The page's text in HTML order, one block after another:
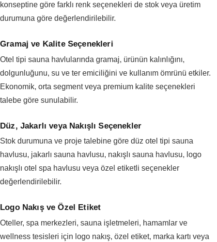
konseptine göre farklı renk seçenekleri de stok veya üretim
durumuna göre değerlendirilebilir.
Gramaj ve Kalite Seçenekleri
Otel tipi sauna havlularında gramaj, ürünün kalınlığını,
dolgunluğunu, su ve ter emiciliğini ve kullanım ömrünü etkiler.
Ekonomik, orta segment veya premium kalite seçenekleri
talebe göre sunulabilir.
Düz, Jakarlı veya Nakışlı Seçenekler
Stok durumuna ve proje talebine göre düz otel tipi sauna
havlusu, jakarlı sauna havlusu, nakışlı sauna havlusu, logo
nakışlı otel spa havlusu veya özel etiketli seçenekler
değerlendirilebilir.
Logo Nakış ve Özel Etiket
Oteller, spa merkezleri, sauna işletmeleri, hamamlar ve
wellness tesisleri için logo nakış, özel etiket, marka kartı veya